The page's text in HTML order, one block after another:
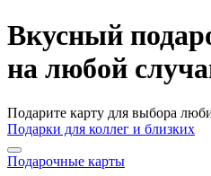
Вкусный
на любой
Подарите карту для выбора
Подарки для коллег и близких
Подарочные карты